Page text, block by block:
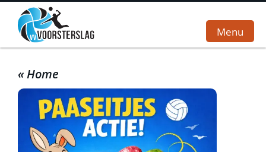
Vereniging
Teams
Menu
« Home